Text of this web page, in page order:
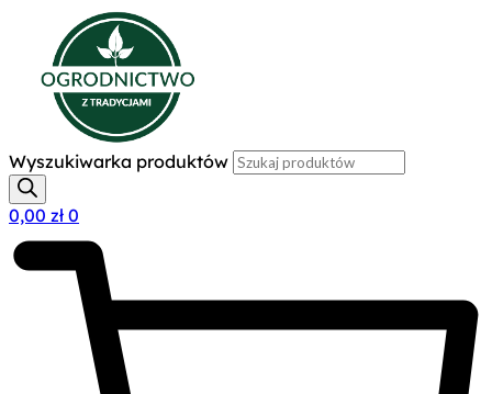
Wyszukiwarka produktów
0,00 zł 0